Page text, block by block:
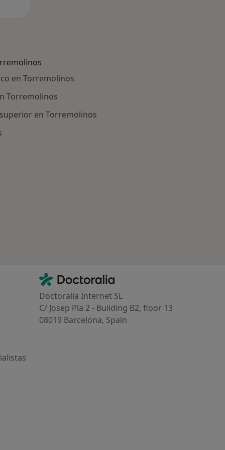
en Torremolinos
Torremolinos
en Torremolinos
Contacto
Doctoralia - Página de inicio
Doctoralia Internet SL
C/ Josep Pla 2 - Building B2, floor 13
08019 Barcelona, Spain